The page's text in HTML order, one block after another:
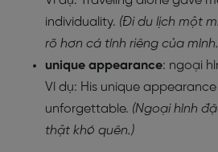
individuality. (Đi du lịch một
rõ hơn cá tính riêng của
unique appearance: ngoại
Ví dụ: His unique
unforgettable. (Ngoại hình
thật khó quên.)